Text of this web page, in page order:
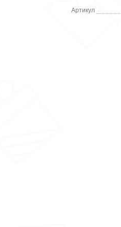
Артикул